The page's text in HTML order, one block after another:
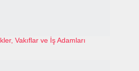
Vakıflar ve İş Adamları